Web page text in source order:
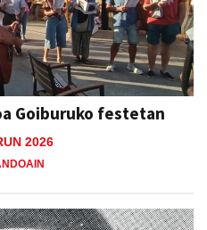
Goiburuko festetan
2026